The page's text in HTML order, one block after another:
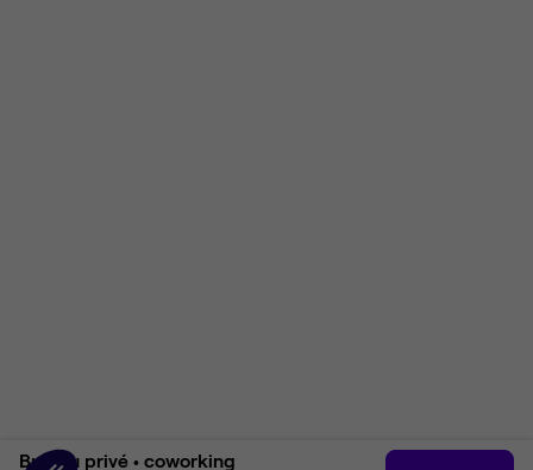
Bureau privé • coworking